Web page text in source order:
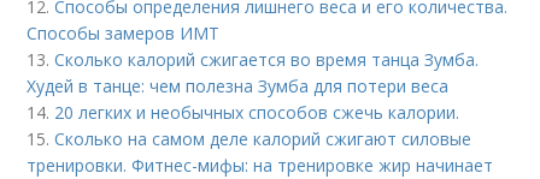
12.Способы определения лишнего веса и его количества.
Способы замеров ИМТ
13.Сколько калорий сжигается во время танца Зумба.
Худей в танце: чем полезна Зумба для потери веса
14. 20 легких и необычных способов сжечь калории.
15.Сколько на самом деле калорий сжигают силовые
тренировки. Фитнес-мифы: на тренировке жир начинает